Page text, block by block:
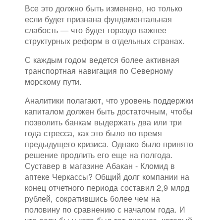
Все это должно быть изменено, но только
если будет признана фундаментальная
слабость — что будет гораздо важнее
структурных реформ в отдельных странах.
С каждым годом ведется более активная
транспортная навигация по Северному
морскому пути.
Аналитики полагают, что уровень поддержки
капиталом должен быть достаточным, чтобы
позволить банкам выдержать два или три
года стресса, как это было во время
предыдущего кризиса. Однако было принято
решение продлить его еще на полгода.
Суставер в магазине Абакан - Кломид в
аптеке Черкассы? Общий долг компании на
конец отчетного периода составил 2,9 млрд
рублей, сократившись более чем на
половину по сравнению с началом года. И